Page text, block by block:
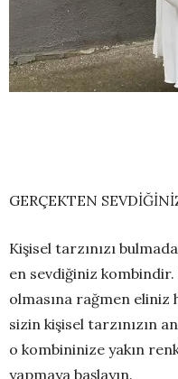
GERÇEKTEN
Kişisel tarzınızı
en sevdiğiniz
olmasına rağmen
sizin kişisel tarzınızın
o kombininize yakın
yapmaya başlayın.